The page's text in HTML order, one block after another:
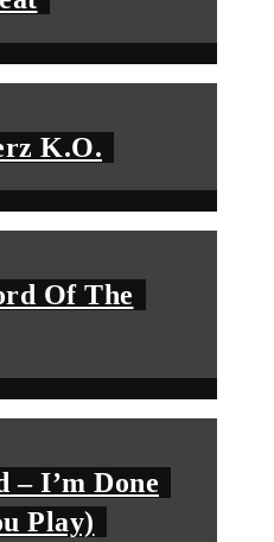
K.O.
Of The
– I’m Done
Play)